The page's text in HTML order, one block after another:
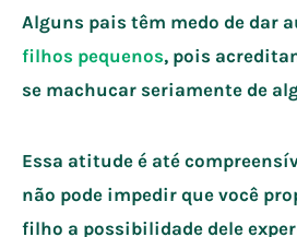
Alguns pais têm medo de dar
filhos pequenos, pois
se machucar seriamente de
Essa atitude é até
não pode impedir que você
filho a possibilidade dele